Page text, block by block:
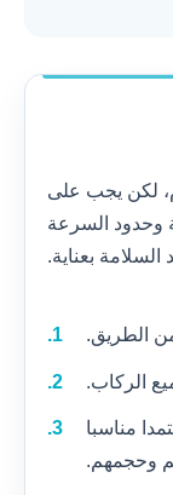
لكن يجب على
وحدود السرعة
السلامة بعناية.
الطريق.
الركاب.
مناسبا
وحجمهم.